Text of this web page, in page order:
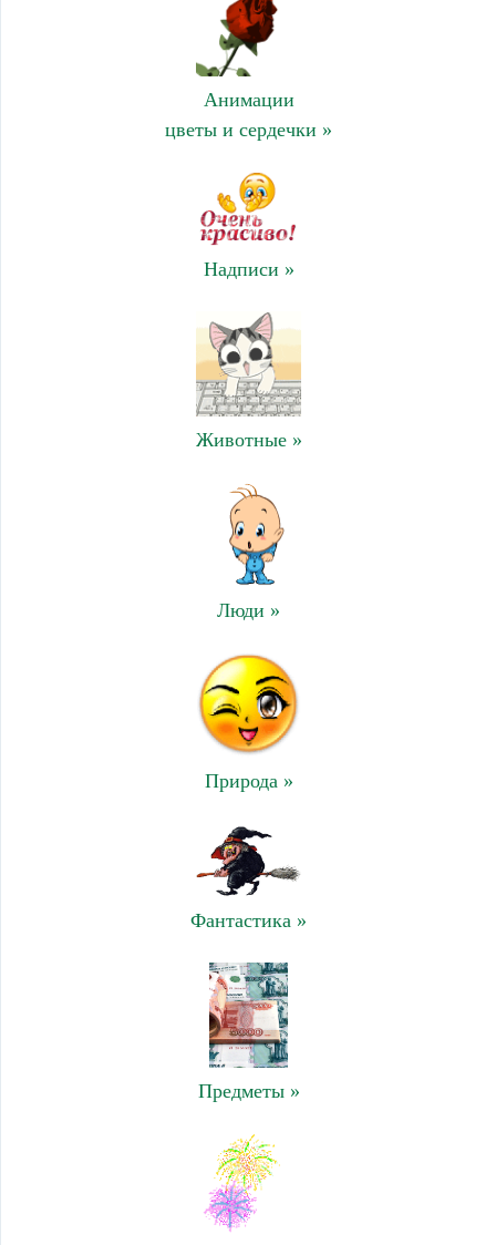
Анимации
цветы и сердечки »
Надписи »
Животные »
Люди »
Природа »
Фантастика »
Предметы »